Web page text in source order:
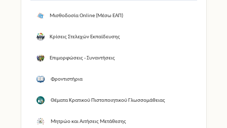
Μισθοδοσία Online (Μέσω ΕΑΠ)
Κρίσεις Στελεχών Εκπαίδευσης
Επιμορφώσεις - Συναντήσεις
Φροντιστήρια
Θέματα Κρατικού Πιστοποιητικού Γλωσσομάθειας
Μητρώο και Αιτήσεις Μετάθεσης